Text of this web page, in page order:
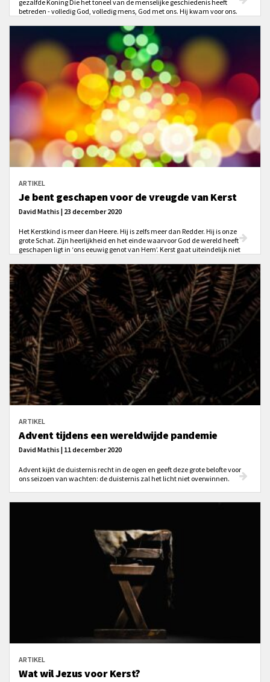
gezalfde Koning Die het toneel van de menselijke geschiedenis heeft
betreden - volledig God, volledig mens, God met ons. Hij kwam voor ons.
dienen. Jezus kwam niet om gediend te worden, maar om te dienen, om
ons te dienen. Dat betekent dat Kerst in wezen onze nood benadrukt. Maar
wat is onze nood? Dat is de vraag waar het allemaal om draait bij Kerst.
ARTIKEL
Je bent geschapen voor de vreugde van Kerst
David Mathis | 23 december 2020
Het Kerstkind is meer dan Heere. Hij is zelfs meer dan Redder. Hij is onze
grote Schat. Zijn heerlijkheid en het einde waarvoor God de wereld heeft
geschapen ligt in ‘ons eeuwig genot van Hem’. Kerst gaat uiteindelijk niet
het oog op Zijn heerlijkheid.
ARTIKEL
Advent tijdens een wereldwijde pandemie
David Mathis | 11 december 2020
Advent kijkt de duisternis recht in de ogen en geeft deze grote belofte voor
ons seizoen van wachten: de duisternis zal het licht niet overwinnen.
ARTIKEL
Wat wil Jezus voor Kerst?